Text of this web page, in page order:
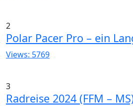
2
Polar Pacer Pro – ein
Views: 5769
3
Radreise 2024 (FFM –